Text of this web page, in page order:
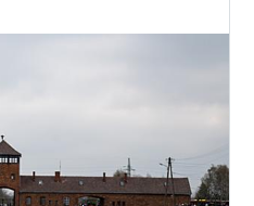
（ただし負の遺産）に第１
、この博物館の唯一の日